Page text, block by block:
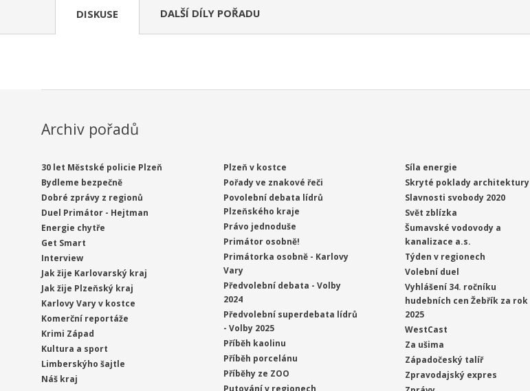
DISKUSE DALŠÍ DÍLY POŘADU
Archiv pořadů
30 let Městské policie Plzeň
Bydleme bezpečně
Dobré zprávy z regionů
Duel Primátor - Hejtman
Energie chytře
Get Smart
Interview
Jak žije Karlovarský kraj
Jak žije Plzeňský kraj
Karlovy Vary v kostce
Komerční reportáže
Krimi Západ
Kultura a sport
Limberskýho šajtle
Náš kraj
Plzeň v kostce
Pořady ve znakové řeči
Povolební debata lídrů
Plzeňského kraje
Právo jednoduše
Primátor osobně!
Primátorka osobně - Karlovy
Vary
Předvolební debata - Volby
2024
Předvolební superdebata lídrů
- Volby 2025
Příběh kaolinu
Příběh porcelánu
Příběhy ze ZOO
Síla energie
Skryté poklady architektury
Slavnosti svobody 2020
Svět zblízka
Šumavské vodovody a
kanalizace a.s.
Týden v regionech
Volební duel
Vyhlášení 34. ročníku
hudebních cen Žebřík za rok
2025
WestCast
Za ušima
Západočeský talíř
Zpravodajský expres